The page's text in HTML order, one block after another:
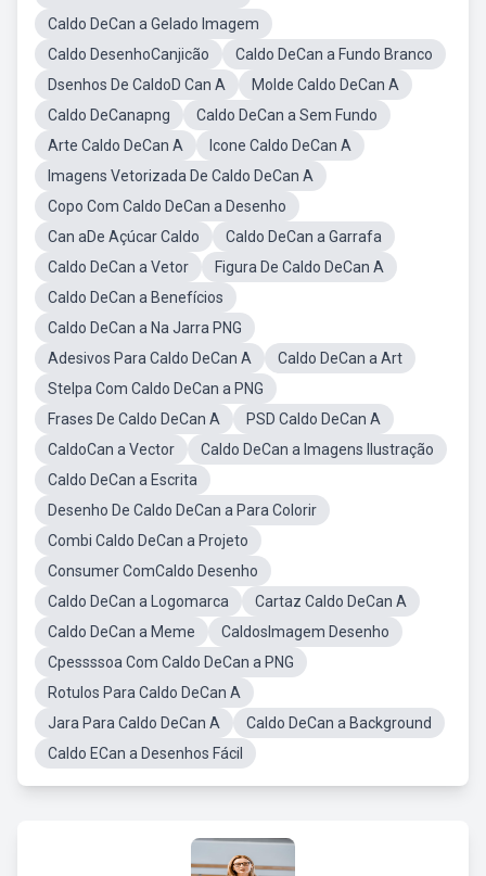
Caldo DeCan a Gelado Imagem
Caldo DesenhoCanjicão
Caldo DeCan a Fundo Branco
Dsenhos De CaldoD Can A
Molde Caldo DeCan A
Caldo DeCanapng
Caldo DeCan a Sem Fundo
Arte Caldo DeCan A
Icone Caldo DeCan A
Imagens Vetorizada De Caldo DeCan A
Copo Com Caldo DeCan a Desenho
Can aDe Açúcar Caldo
Caldo DeCan a Garrafa
Caldo DeCan a Vetor
Figura De Caldo DeCan A
Caldo DeCan a Benefícios
Caldo DeCan a Na Jarra PNG
Adesivos Para Caldo DeCan A
Caldo DeCan a Art
Stelpa Com Caldo DeCan a PNG
Frases De Caldo DeCan A
PSD Caldo DeCan A
CaldoCan a Vector
Caldo DeCan a Imagens Ilustração
Caldo DeCan a Escrita
Desenho De Caldo DeCan a Para Colorir
Combi Caldo DeCan a Projeto
Consumer ComCaldo Desenho
Caldo DeCan a Logomarca
Cartaz Caldo DeCan A
Caldo DeCan a Meme
CaldosImagem Desenho
Cpessssoa Com Caldo DeCan a PNG
Rotulos Para Caldo DeCan A
Jara Para Caldo DeCan A
Caldo DeCan a Background
Caldo ECan a Desenhos Fácil